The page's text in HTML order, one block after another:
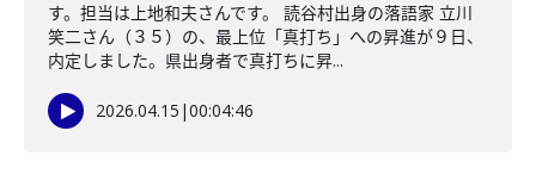
す。担当は上地和夫さんです。 読谷村出身の落語家 立川
笑二さん（３５）の、最上位「真打ち」への昇進が９日、
内定しました。県出身者で真打ちに昇...
2026.04.15 |00:04:46